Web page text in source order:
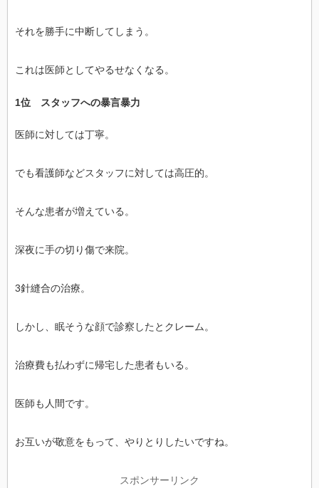
それを勝手に中断してしまう。
これは医師としてやるせなくなる。
1位 スタッフへの暴言暴力
医師に対しては丁寧。
でも看護師などスタッフに対しては高圧的。
そんな患者が増えている。
深夜に手の切り傷で来院。
3針縫合の治療。
しかし、眠そうな顔で診察したとクレーム。
治療費も払わずに帰宅した患者もいる。
医師も人間です。
お互いが敬意をもって、やりとりしたいですね。
スポンサーリンク